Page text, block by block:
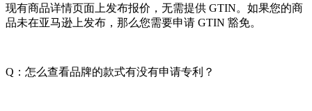
现有商品详情页面上发布报价，无需提供 GTIN。如果您的商
品未在亚马逊上发布，那么您需要申请 GTIN 豁免。
Q：怎么查看品牌的款式有没有申请专利？